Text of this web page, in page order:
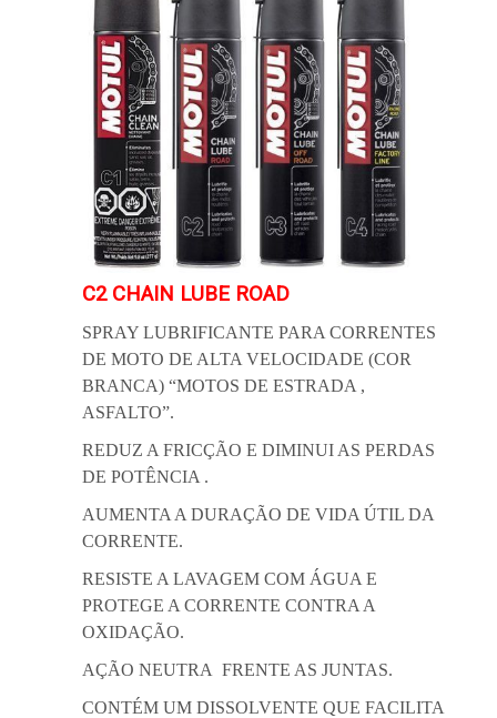
C2 CHAIN LUBE ROAD
SPRAY LUBRIFICANTE PARA CORRENTES
DE MOTO DE ALTA VELOCIDADE (COR
BRANCA) “MOTOS DE ESTRADA ,
ASFALTO”.
REDUZ A FRICÇÃO E DIMINUI AS PERDAS
DE POTÊNCIA .
AUMENTA A DURAÇÃO DE VIDA ÚTIL DA
CORRENTE.
RESISTE A LAVAGEM COM ÁGUA E
PROTEGE A CORRENTE CONTRA A
OXIDAÇÃO.
AÇÃO NEUTRA FRENTE AS JUNTAS.
CONTÉM UM DISSOLVENTE QUE FACILITA